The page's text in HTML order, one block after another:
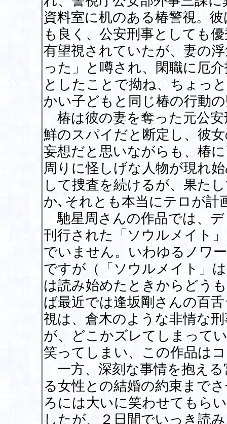
資料室に机のある椿警視。
も良く、公安刑事としても
有望視されていたが、妻の
った」と噂され、閑職に厄
としたことで拗ね、ちょっ
かい子どもと同じ椿の行動
椿は彼の妻を奪った元公安
鮮のスパイだと断定し、彼
妄想だと思いながらも、椿
周りに怪しげな人物が現れ
して捜査を続けるが、果た
か､それとも本当にテロが計
馳星周さんの作品では、
刊行された「ソウルメイト
でいません。いわゆるノワ
ですが（「ソウルメイト」
は読み始めたときからどう
ば最近では逢坂剛さんの百
視は、倉木のような非情な
が、どこかズレてしまって
笑ってしまい、この作品は
一方、深刻な事情を抱え
る女性との結婚の約束まで
ろには大いに笑わせてもら
したが、２日間でいっき読